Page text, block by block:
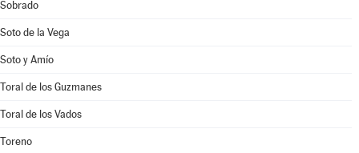
Sobrado
Soto de la Vega
Soto y Amío
Toral de los Guzmanes
Toral de los Vados
Toreno